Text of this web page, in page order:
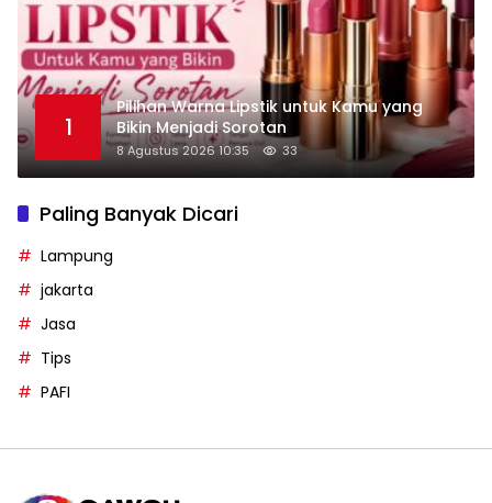
1
Pilihan Warna Lipstik untuk Kamu yang
Bikin Menjadi Sorotan
8 Agustus 2026 10:35 33
Paling Banyak Dicari
Lampung
jakarta
Jasa
Tips
PAFI